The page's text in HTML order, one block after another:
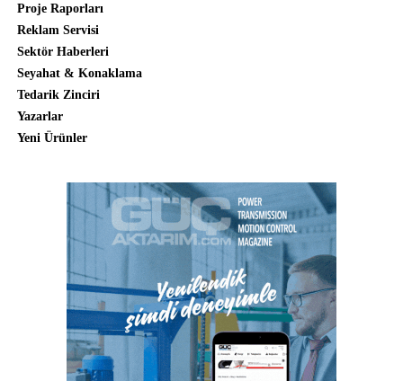
Proje Raporları
Reklam Servisi
Sektör Haberleri
Seyahat & Konaklama
Tedarik Zinciri
Yazarlar
Yeni Ürünler